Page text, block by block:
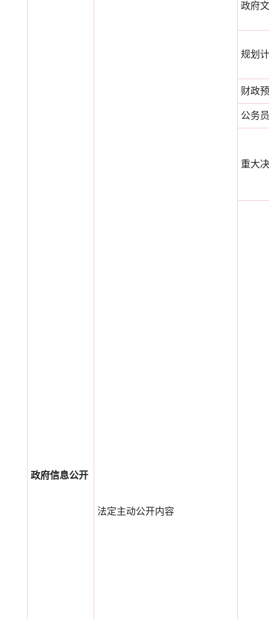
政府信息公开
法定主动公开内容
政府
规划
财政
公务
重大